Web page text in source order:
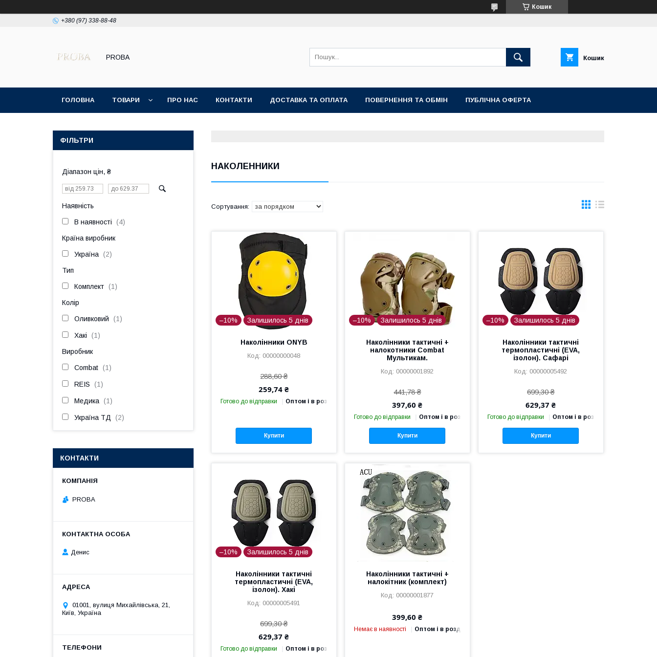
Кошик
+380 (97) 338-88-48
PROBA Кошик
ГОЛОВНА ТОВАРИ ПРО НАС КОНТАКТИ ДОСТАВКА ТА ОПЛАТА ПОВЕРНЕННЯ ТА ОБМІН ПУБЛІЧНА ОФЕРТА
НАКОЛЕННИКИ
–10% Залишилось 5 днів
Наколінники ONYB
00000000048
288,60 ₴
259,74 ₴
Готово до відправки Оптом і в роздріб
Купити
–10% Залишилось 5 днів
Наколінники тактичні +
налокотники Combat
Мультикам.
00000001892
441,78 ₴
397,60 ₴
Готово до відправки Оптом і в роздріб
Купити
–10% Залишилось 5 днів
Наколінники тактичні
термопластичні (EVA,
ізолон). Сафарі
00000005492
699,30 ₴
629,37 ₴
Готово до відправки Оптом і в роздріб
Купити
–10% Залишилось 5 днів
Наколінники тактичні
термопластичні (EVA,
ізолон). Хакі
00000005491
699,30 ₴
629,37 ₴
Готово до відправки Оптом і в роздріб
Наколінники тактичні +
налокітник (комплект)
00000001877
399,60 ₴
Немає в наявності Оптом і в роздріб
ФІЛЬТРИ
Діапазон цін, ₴
Наявність
В наявності 4
Країна виробник
Україна 2
Тип
Комплект 1
Колір
Оливковий 1
Хакі 1
Виробник
Combat 1
REIS 1
Медика 1
Україна ТД 2
КОНТАКТИ
PROBA
Денис
01001, вулиця Михайлівська, 21,
Київ, Україна